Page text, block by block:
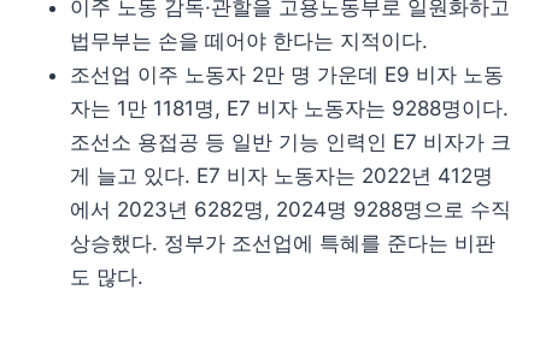
이주 노동 감독·관할을 고용노동부로 일원화하고
법무부는 손을 떼어야 한다는 지적이다.
조선업 이주 노동자 2만 명 가운데 E9 비자 노동
자는 1만 1181명, E7 비자 노동자는 9288명이다.
조선소 용접공 등 일반 기능 인력인 E7 비자가 크
게 늘고 있다. E7 비자 노동자는 2022년 412명
에서 2023년 6282명, 2024명 9288명으로 수직
상승했다. 정부가 조선업에 특혜를 준다는 비판
도 많다.